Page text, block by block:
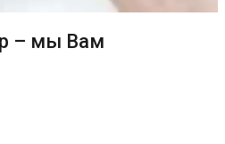
– мы Вам